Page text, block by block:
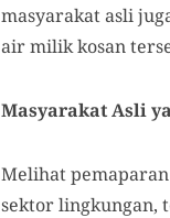
masyarakat asli
air milik kosan
Masyarakat Asli
Melihat
sektor lingkungan,